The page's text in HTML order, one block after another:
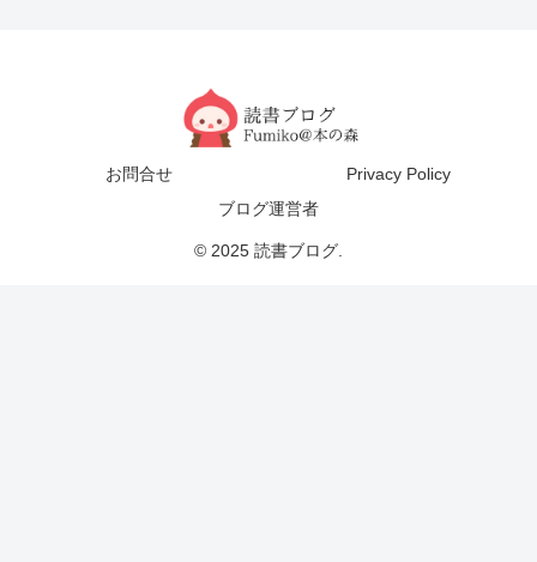
お問合せ
Privacy Policy
ブログ運営者
© 2025 読書ブログ.